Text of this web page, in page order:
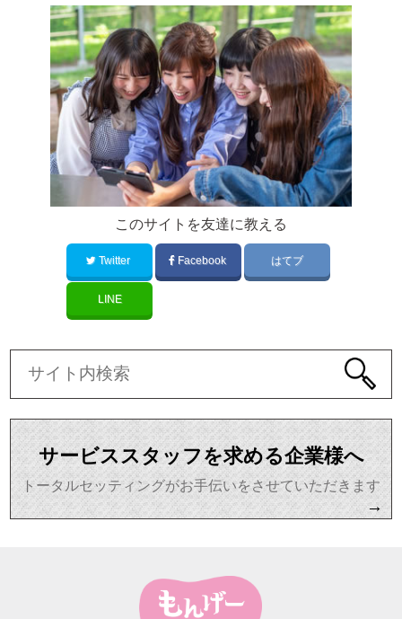
このサイトを友達に教える
Twitter Facebook はてブ
LINE
サービススタッフを求める企業様へ
トータルセッティングがお手伝いをさせていただきます
→